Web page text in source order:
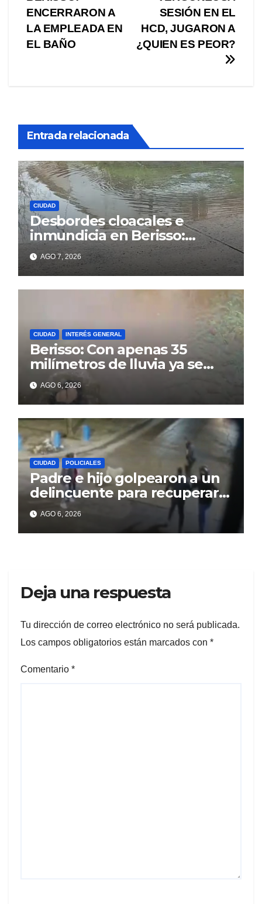
de
entradas
SESIÓN EN EL
HCD, JUGARON A
¿QUIEN ES PEOR?
ENCERRARON A
LA EMPLEADA EN
EL BAÑO
Entrada relacionada
CIUDAD
Desbordes cloacales e
inmundicia en Berisso:
colapso de la red en la calle
14AGO 7, 2026
CIUDAD INTERÉS GENERAL
Berisso: Con apenas 35
milímetros de lluvia ya se
sienten los problemas
AGO 6, 2026
CIUDAD POLICIALES
Padre e hijo golpearon a un
delincuente para recuperar
un celular robado en Berisso
AGO 6, 2026
Deja una respuesta
Tu dirección de correo electrónico no será publicada.
Los campos obligatorios están marcados con *
Comentario *